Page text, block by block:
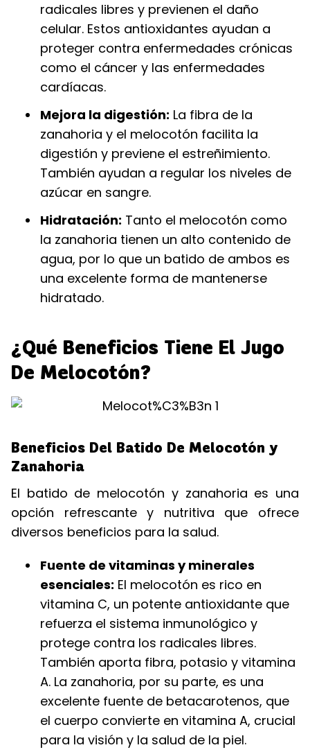
radicales libres y previenen el daño
celular. Estos antioxidantes ayudan a
proteger contra enfermedades crónicas
como el cáncer y las enfermedades
cardíacas.
Mejora la digestión: La fibra de la
zanahoria y el melocotón facilita la
digestión y previene el estreñimiento.
También ayudan a regular los niveles de
azúcar en sangre.
Hidratación: Tanto el melocotón como
la zanahoria tienen un alto contenido de
agua, por lo que un batido de ambos es
una excelente forma de mantenerse
hidratado.
¿Qué Beneficios Tiene El Jugo
De Melocotón?
Beneficios Del Batido De Melocotón y
Zanahoria
El batido de melocotón y zanahoria es una
opción refrescante y nutritiva que ofrece
diversos beneficios para la salud.
Fuente de vitaminas y minerales
esenciales: El melocotón es rico en
vitamina C, un potente antioxidante que
refuerza el sistema inmunológico y
protege contra los radicales libres.
También aporta fibra, potasio y vitamina
A. La zanahoria, por su parte, es una
excelente fuente de betacarotenos, que
el cuerpo convierte en vitamina A, crucial
para la visión y la salud de la piel.